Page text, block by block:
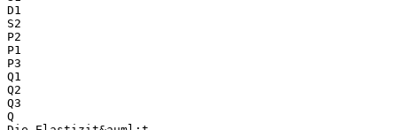
D1
S2
P2
P1
P3
Q1
Q2
Q3
Q